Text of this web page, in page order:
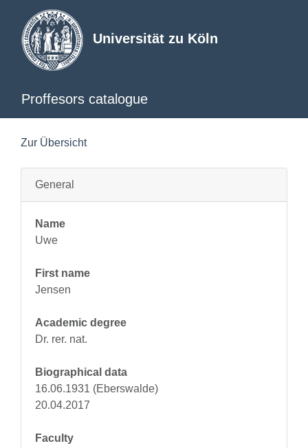
Universität zu Köln
Proffesors catalogue
Zur Übersicht
General
Name
Uwe
First name
Jensen
Academic degree
Dr. rer. nat.
Biographical data
16.06.1931 (Eberswalde)
20.04.2017
Faculty